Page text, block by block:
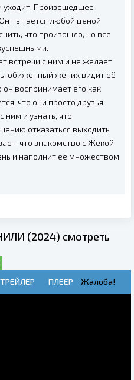
уходит. Произошедшее
пытается любой ценой
что произошло, но все
встречи с ним и не желает
обиженный жених видит её
воспринимает его как
что они просто друзья.
ним и узнать, что
отказаться выходить
что знакомство с Жекой
и наполнит её множеством
(2024) смотреть
ТРЕЙЛЕР ПЛЕЕР Жалоба!